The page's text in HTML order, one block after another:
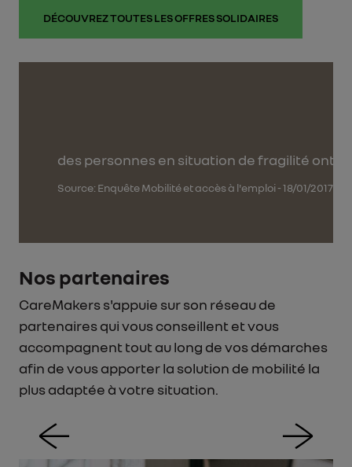
DÉCOUVREZ TOUTES LES OFFRES SOLIDAIRES
des personnes en situation de fragilité ont
Source: Enquête Mobilité et accès à l'emploi - 18/01/2017
Nos partenaires
CareMakers s'appuie sur son réseau de
partenaires qui vous conseillent et vous
accompagnent tout au long de vos démarches
afin de vous apporter la solution de mobilité la
plus adaptée à votre situation.